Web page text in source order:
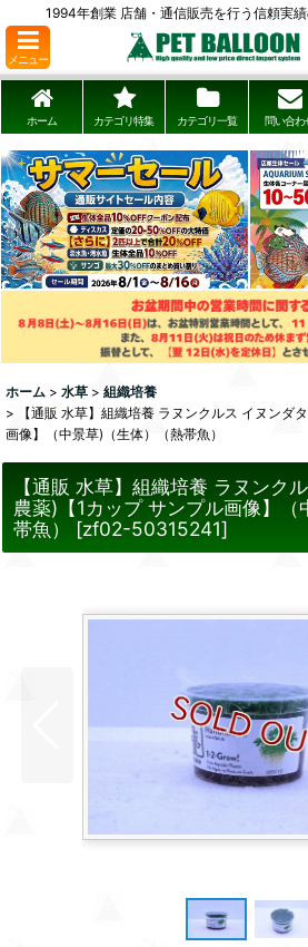
1994年創業 店舗・通信販売を行う信頼実
メニュー
ホーム カテゴリ特集 カテゴリ一覧 問い合わ
ホーム > 水草 > 組織培養
>
【通販 水草】組織培養 ラヌンクルス イヌンダ
画像】（中景草)（生体）（熱帯魚）
【通販 水草】組織培養 ラヌンク
農薬)【1カップ サンプル画像】
帯魚）
[zf02-50315241]